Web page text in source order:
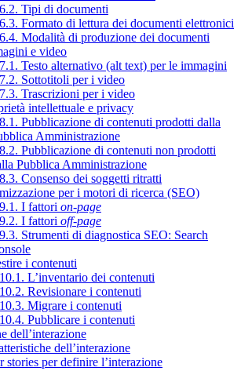
Tipi di documenti
Formato di lettura dei documenti elettronici
Modalità di produzione dei documenti
e video
Testo alternativo (alt text) per le immagini
Sottotitoli per i video
Trascrizioni per i video
intellettuale e privacy
Pubblicazione di contenuti prodotti dalla
Amministrazione
Pubblicazione di contenuti non prodotti
Pubblica Amministrazione
Consenso dei soggetti ritratti
per i motori di ricerca (SEO)
I fattori on-page
I fattori off-page
Strumenti di diagnostica SEO: Search
i contenuti
L’inventario dei contenuti
Revisionare i contenuti
Migrare i contenuti
Pubblicare i contenuti
dell’interazione
dell’interazione
stories per definire l’interazione